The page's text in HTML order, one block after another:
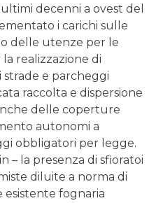
decenni a ovest del
i carichi sulle
delle utenze per le
realizzazione di
e parcheggi
raccolta e dispersione
delle coperture
autonomi a
obbligatori per legge.
– la presenza di sfioratoi
diluite a norma di
esistente fognaria